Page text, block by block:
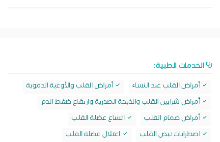
الخدمات الطبية:
أمراض القلب عند النساﺀ
أمراض القلب والأوعية الدموية
أمراض شرايين القلب والذبحة الصدرية وارتقاع ضغط الدم
أمراض صمام القلب
اتساع عضلة القلب
اضطرابات نبض القلب
اعتلال عضلة القلب